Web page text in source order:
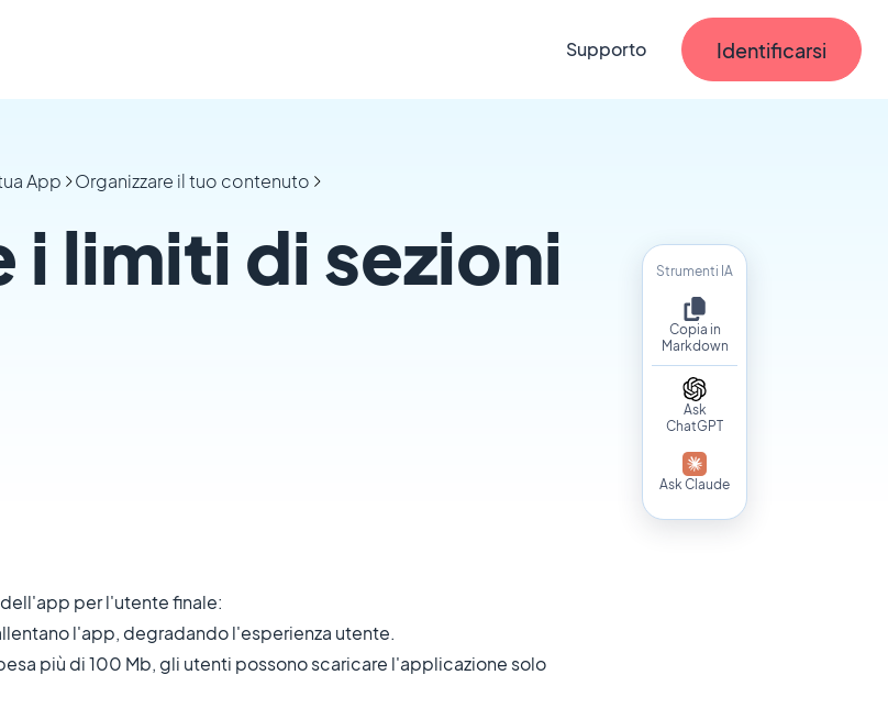
Supporto Identificarsi
Strumenti IA
Copia in
Markdown
Ask
ChatGPT
Ask Claude
App
Organizzare il tuo contenuto
limiti di sezioni
per l'utente finale:
l'app, degradando l'esperienza utente.
più di 100 Mb, gli utenti possono scaricare l'applicazione solo